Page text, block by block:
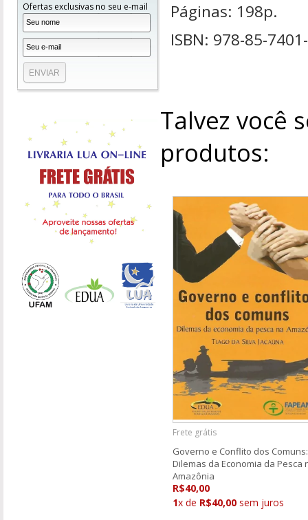
Ofertas exclusivas no seu e-mail
Páginas: 198p.
ISBN: 978-85-
Talvez você
produtos:
Frete grátis
Governo e Conflito dos Comuns:
Dilemas da Economia da Pesca
Amazônia
R$40,00
1x de R$40,00 sem juros